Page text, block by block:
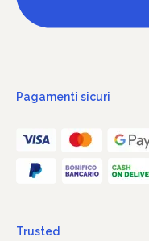
Pagamenti sicuri
Trusted